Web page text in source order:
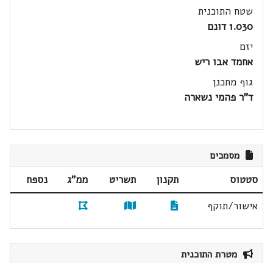
שטח התוכנית
1.030 דונם
יזם
אחמד אבו ריש
גוף מתכנן
ד"ר פהמי נשארה
מסמכים
סטטוס תקנון תשריט ממ"ג
נספח
אישור/תוקף
מטרת התוכנית